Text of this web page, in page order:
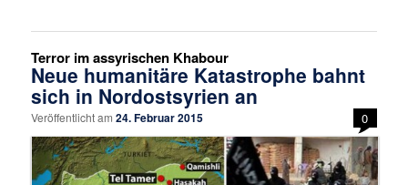
Terror im assyrischen Khabour
Neue humanitäre Katastrophe bahnt
sich in Nordostsyrien an
Veröffentlicht am24. Februar 2015 0